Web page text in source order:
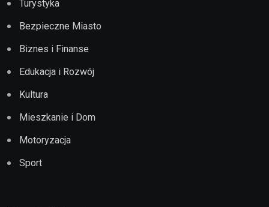
Turystyka
Bezpieczne Miasto
Biznes i Finanse
Edukacja i Rozwój
Kultura
Mieszkanie i Dom
Motoryzacja
Sport